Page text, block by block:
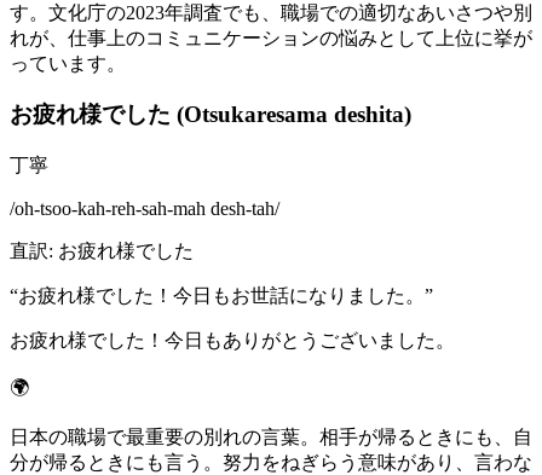
す。文化庁の2023年調査でも、職場での適切なあいさつや別
れが、仕事上のコミュニケーションの悩みとして上位に挙が
っています。
お疲れ様でした (Otsukaresama deshita)
丁寧
/oh-tsoo-kah-reh-sah-mah desh-tah/
直訳: お疲れ様でした
“お疲れ様でした！今日もお世話になりました。 ”
お疲れ様でした！今日もありがとうございました。
🌍
日本の職場で最重要の別れの言葉。相手が帰るときにも、自
分が帰るときにも言う。努力をねぎらう意味があり、言わな